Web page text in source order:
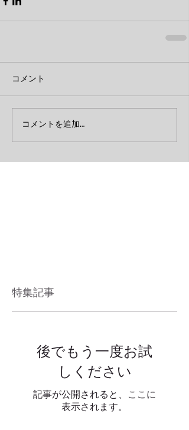
コメント
コメントを追加…
特集記事
後でもう一度お試
しください
記事が公開されると、ここに
表示されます。